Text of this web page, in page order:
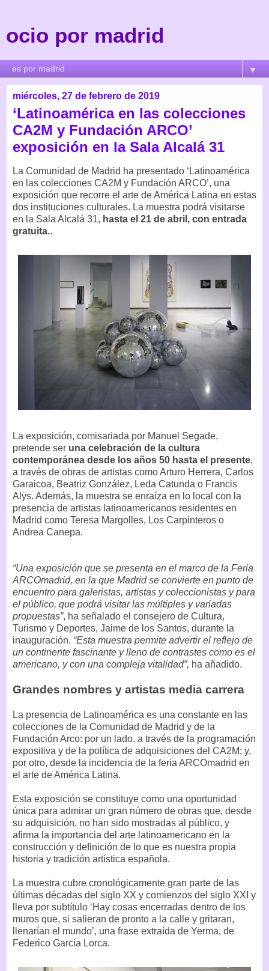
ocio por madrid
▼
miércoles, 27 de febrero de 2019
‘Latinoamérica en las colecciones
CA2M y Fundación ARCO’
exposición en la Sala Alcalá 31
La Comunidad de Madrid ha presentado ‘Latinoamérica
en las colecciones CA2M y Fundación ARCO’, una
exposición que recorre el arte de América Latina en estas
dos instituciones culturales. La muestra podrá visitarse
en la Sala Alcalá 31, hasta el 21 de abril, con entrada
gratuita..
La exposición, comisariada por Manuel Segade,
pretende ser una celebración de la cultura
contemporánea desde los años 50 hasta el presente,
a través de obras de artistas como Arturo Herrera, Carlos
Garaicoa, Beatriz González, Leda Catunda o Francis
Alÿs. Además, la muestra se enraíza en lo local con la
presencia de artistas latinoamericanos residentes en
Madrid como Teresa Margolles, Los Carpinteros o
Andrea Canepa.
“Una exposición que se presenta en el marco de la Feria
ARCOmadrid, en la que Madrid se convierte en punto de
encuentro para galeristas, artistas y coleccionistas y para
el público, que podrá visitar las múltiples y variadas
propuestas”, ha señalado el consejero de Cultura,
Turismo y Deportes, Jaime de los Santos, durante la
inauguración. “Esta muestra permite advertir el reflejo de
un continente fascinante y lleno de contrastes como es el
americano, y con una compleja vitalidad”, ha añadido.
Grandes nombres y artistas media carrera
La presencia de Latinoamérica es una constante en las
colecciones de la Comunidad de Madrid y de la
Fundación Arco: por un lado, a través de la programación
expositiva y de la política de adquisiciones del CA2M; y,
por otro, desde la incidencia de la feria ARCOmadrid en
el arte de América Latina.
Esta exposición se constituye como una oportunidad
única para admirar un gran número de obras que, desde
su adquisición, no han sido mostradas al público, y
afirma la importancia del arte latinoamericano en la
construcción y definición de lo que es nuestra propia
historia y tradición artística española.
La muestra cubre cronológicamente gran parte de las
últimas décadas del siglo XX y comienzos del siglo XXI y
lleva por subtítulo ‘Hay cosas encerradas dentro de los
muros que, si salieran de pronto a la calle y gritaran,
llenarían el mundo’, una frase extraída de Yerma, de
Federico García Lorca.